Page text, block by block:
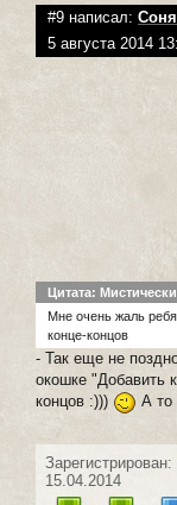
#9 написал:
5 августа 2014
Цитата:
Мне очень жаль
конце-концов
- Так еще не
окошке "Добавить
концов :)))
А то
Зарегистрирован:
15.04.2014